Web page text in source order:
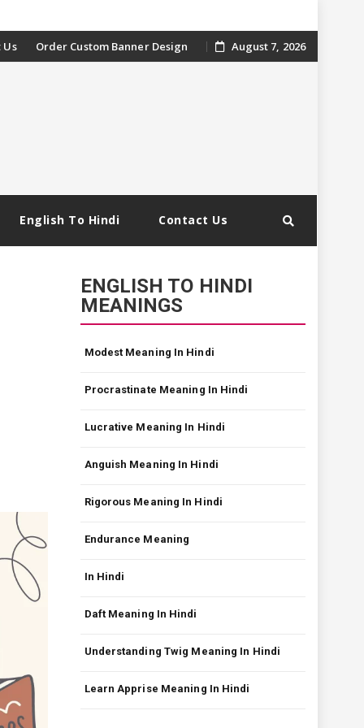
Us Order Custom Banner Design August 7, 2026
English To Hindi Contact Us
ENGLISH TO HINDI
MEANINGS
Modest Meaning In Hindi
Procrastinate Meaning In Hindi
Lucrative Meaning In Hindi
Anguish Meaning In Hindi
Rigorous Meaning In Hindi
Endurance Meaning
In Hindi
Daft Meaning In Hindi
Understanding Twig Meaning In Hindi
Learn Apprise Meaning In Hindi